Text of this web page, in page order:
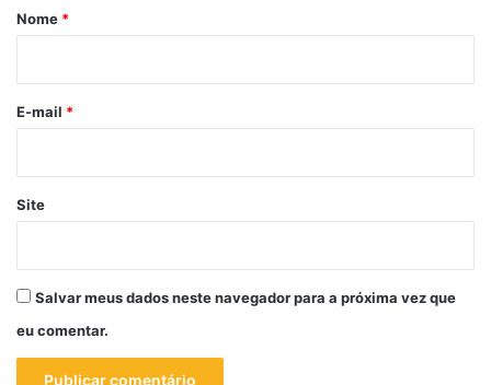
r
*
Nome *
E-mail *
Site
Salvar meus dados neste navegador para a próxima vez que
eu comentar.